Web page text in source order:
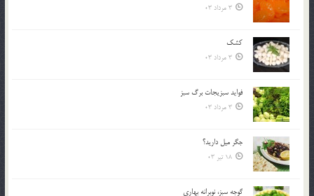
3 مرداد 03
کشک
3 مرداد 03
فوايد سبزيجات برگ سبز
3 مرداد 03
جگر ميل داريد؟
18 تیر 03
گوجه سبز، نوبرانه بهاري